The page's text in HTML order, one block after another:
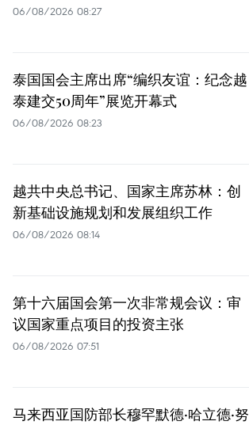
06/08/2026 08:27
泰国国会主席出席“编织友谊：纪念越
泰建交50周年”展览开幕式
06/08/2026 08:23
越共中央总书记、国家主席苏林：创
新基础设施规划和发展组织工作
06/08/2026 08:14
第十六届国会第一次非常规会议：审
议国家重点项目的投资主张
06/08/2026 07:51
马来西亚国防部长穆罕默德·哈立德·努